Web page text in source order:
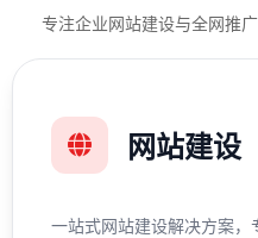
专注企业网站建设与全网推
网站建设
一站式网站建设解决方案，